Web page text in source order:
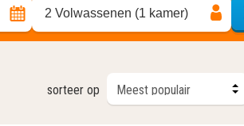
2 Volwassenen (1 kamer)
sorteer op